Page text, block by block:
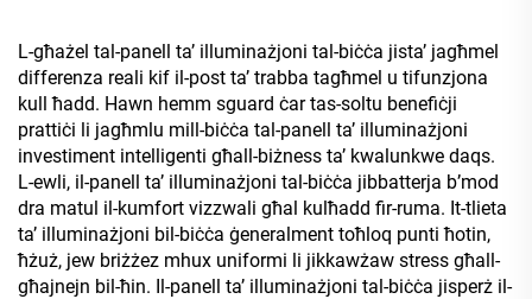
L-għażel tal-panell ta’ illuminażjoni tal-biċċa jista’ jagħmel
differenza reali kif il-post ta’ trabba tagħmel u tifunzjona
kull ħadd. Hawn hemm sguard ċar tas-soltu benefiċji
prattiċi li jagħmlu mill-biċċa tal-panell ta’ illuminażjoni
investiment intelligenti għall-biżness ta’ kwalunkwe daqs.
L-ewli, il-panell ta’ illuminażjoni tal-biċċa jibbatterja b’mod
dra matul il-kumfort vizzwali għal kulħadd fir-ruma. It-tlieta
ta’ illuminażjoni bil-biċċa ġeneralment toħloq punti ħotin,
ħżuż, jew briżżez mhux uniformi li jikkawżaw stress għall-
għajnejn bil-ħin. Il-panell ta’ illuminażjoni tal-biċċa jisperż il-